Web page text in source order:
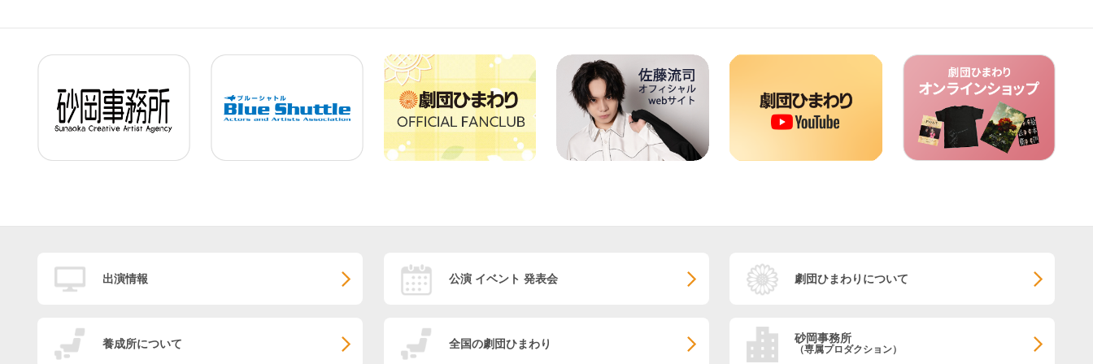
出演情報 公演 イベント 発表会 劇団ひまわりについて
養成所について 全国の劇団ひまわり 砂岡事務所
（専属プロダクション）